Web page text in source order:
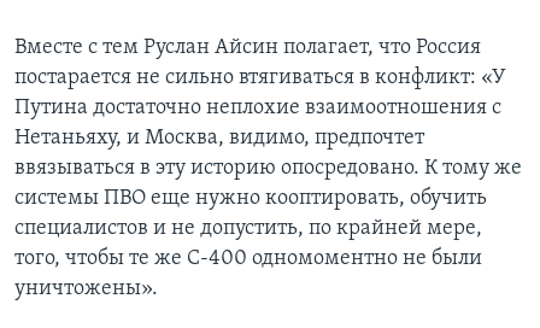
Вместе с тем Руслан Айсин полагает, что Россия
постарается не сильно втягиваться в конфликт: «У
Путина достаточно неплохие взаимоотношения с
Нетаньяху, и Москва, видимо, предпочтет
ввязываться в эту историю опосредовано. К тому же
системы ПВО еще нужно кооптировать, обучить
специалистов и не допустить, по крайней мере,
того, чтобы те же С-400 одномоментно не были
уничтожены».